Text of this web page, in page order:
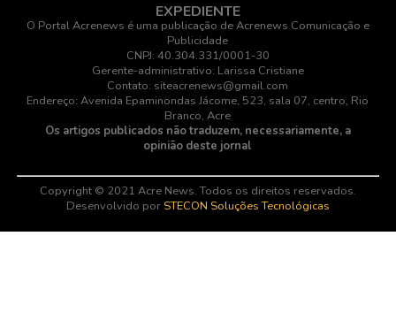
EXPEDIENTE
O Portal Acrenews é uma publicação de Acrenews Comunicação e
Publicidade
CNPJ: 40.304.331/0001-30
Gerente-administrativo: Larissa Cristiane
Contato: siteacrenews@gmail.com
Endereço: Avenida Epaminondas Jácome, 523, sala 07, centro, Rio
Branco, Acre
Os artigos publicados não traduzem, necessariamente, a
opinião deste jornal
Copyright © 2021 Acre News. Todos os direitos reservados.
Desenvolvido por STECON Soluções Tecnológicas